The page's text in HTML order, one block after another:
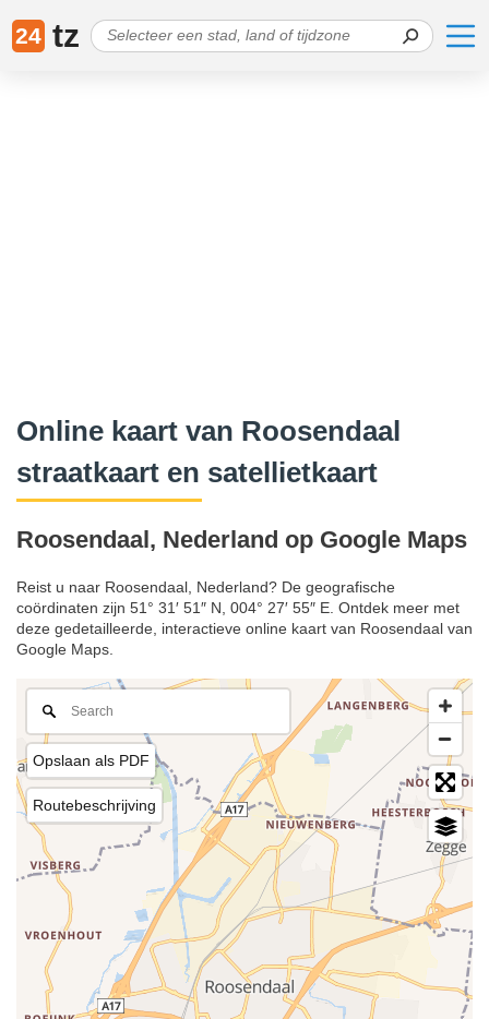
24 tz
Online kaart van Roosendaal
straatkaart en satellietkaart
Roosendaal, Nederland op Google Maps
Reist u naar Roosendaal, Nederland? De geografische
coördinaten zijn 51° 31′ 51″ N, 004° 27′ 55″ E. Ontdek meer met
deze gedetailleerde, interactieve online kaart van Roosendaal van
Google Maps.
Opslaan als PDF
Routebeschrijving